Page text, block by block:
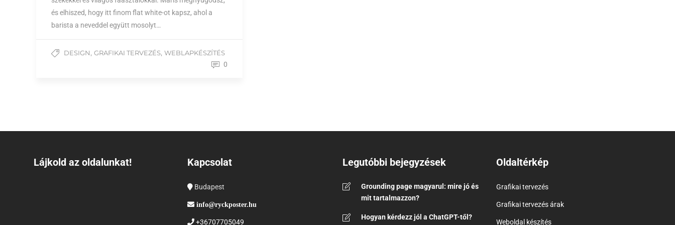
és elhiszed, hogy itt finom flat white-ot kapsz, ahol a
barista a neveddel együtt mosolyt…
DESIGN, GRAFIKAI TERVEZÉS, WEBLAPKÉSZÍTÉS
0
Lájkold az oldalunkat! Kapcsolat
Budapest
info@ryckposter.hu
+36707705049
Legutóbbi bejegyzések
Grounding page magyarul: mire jó és
mit tartalmazzon?
Hogyan kérdezz jól a ChatGPT-től?
Oldaltérkép
Grafikai tervezés
Grafikai tervezés árak
Weboldal készítés